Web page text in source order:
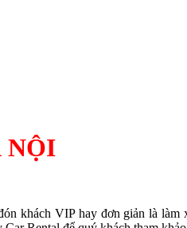
NỘI
khách VIP hay đơn giản là làm